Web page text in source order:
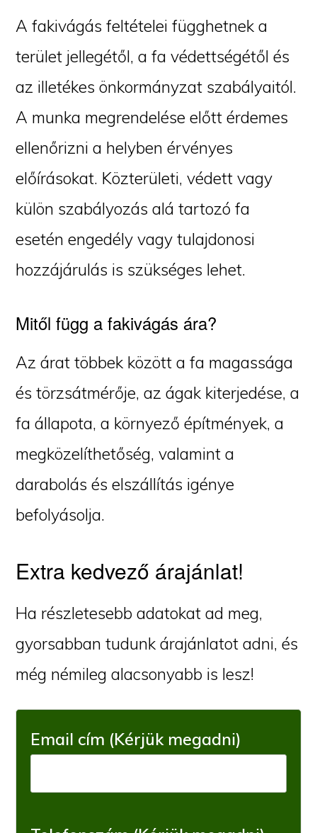
A fakivágás feltételei függhetnek a
terület jellegétől, a fa védettségétől és
az illetékes önkormányzat szabályaitól.
A munka megrendelése előtt érdemes
ellenőrizni a helyben érvényes
előírásokat. Közterületi, védett vagy
külön szabályozás alá tartozó fa
esetén engedély vagy tulajdonosi
hozzájárulás is szükséges lehet.
Mitől függ a fakivágás ára?
Az árat többek között a fa magassága
és törzsátmérője, az ágak kiterjedése, a
fa állapota, a környező építmények, a
megközelíthetőség, valamint a
darabolás és elszállítás igénye
befolyásolja.
Extra kedvező árajánlat!
Ha részletesebb adatokat ad meg,
gyorsabban tudunk árajánlatot adni, és
még némileg alacsonyabb is lesz!
Email cím (Kérjük megadni)